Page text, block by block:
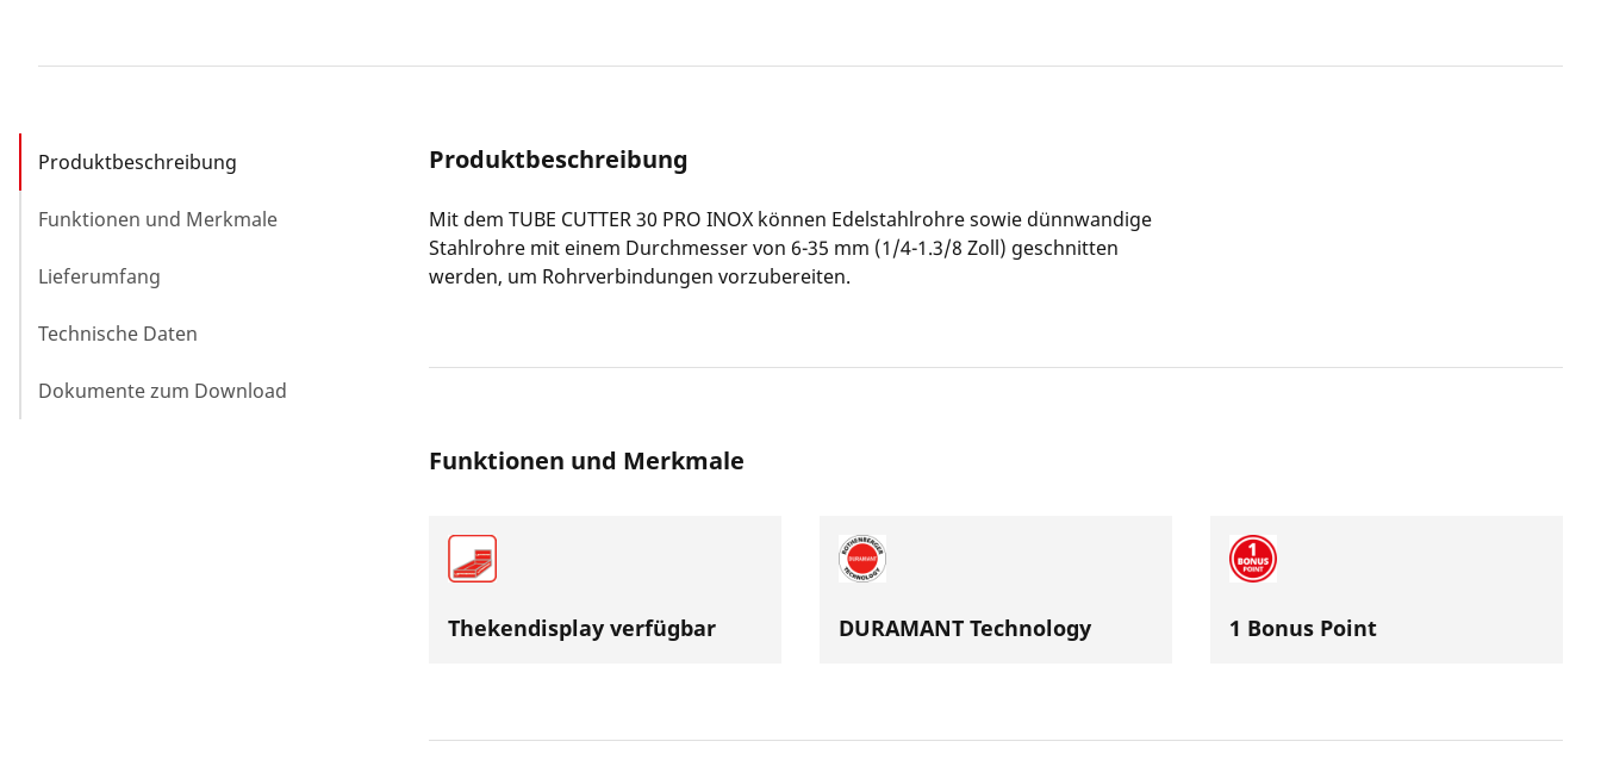
Produktbeschreibung
Funktionen und Merkmale
Lieferumfang
Technische Daten
Dokumente zum Download
Produktbeschreibung
Mit dem TUBE CUTTER 30 PRO INOX können Edelstahlrohre sowie dünnwandige
Stahlrohre mit einem Durchmesser von 6-35 mm (1/4-1.3/8 Zoll) geschnitten
werden, um Rohrverbindungen vorzubereiten.
Funktionen und Merkmale
Thekendisplay verfügbar DURAMANT Technology 1 Bonus Point